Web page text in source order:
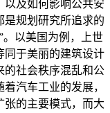
以及如何影响公共安
是规划研究所追求的
。以美国为例，上世
同于美丽的建筑设计
的社会秩序混乱和公
汽车工业的发展，
张的主要模式，而大